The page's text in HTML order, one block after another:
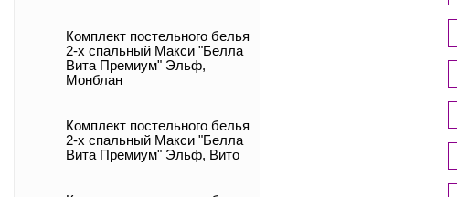
Комплект постельного белья
2-х спальный Макси "Белла
Вита Премиум" Эльф,
Монблан
Комплект постельного белья
2-х спальный Макси "Белла
Вита Премиум" Эльф, Вито